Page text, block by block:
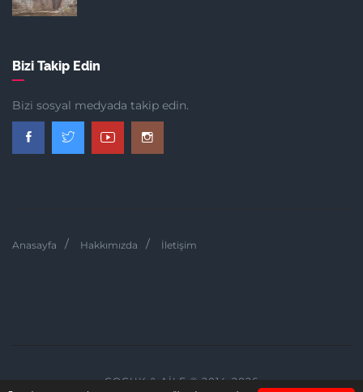
Bizi Takip Edin
Bizi sosyal medyada takip edin.
Anasayfa Hakkımızda İletişim
ÇOCUK & AILE © 2014-2026